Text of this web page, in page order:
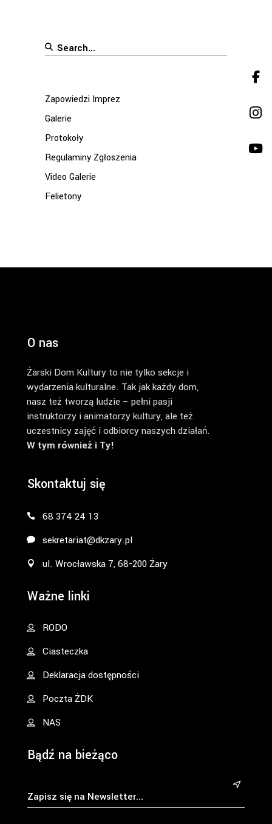
Search
Zapowiedzi Imprez
Galerie
Protokoły
Regulaminy Zgłoszenia
Video Galerie
Felietony
O nas
Żarski Dom Kultury to nie tylko sekcje i
wydarzenia kulturalne. Tak jak każdy dom,
nasz też tworzą ludzie – pełni pasji
instruktorzy i animatorzy kultury, ale też
uczestnicy zajęć i odbiorcy naszych działań.
W tym również i Ty!
Skontaktuj się
68 374 24 13
sekretariat@dkzary.pl
ul. Wrocławska 7, 68-200 Żary
Ważne linki
RODO
Ciasteczka
Deklaracja dostępności
Poczta ŻDK
NAS
Bądź na bieżąco
&